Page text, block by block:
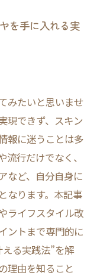
を手に入れる実
みたいと思いませ
現できず、スキン
報に迷うことは多
行だけでなく、
など、自分自身に
なります。本記事
ライフスタイル改
ントまで専門的に
る実践法”を解
理由を知ること